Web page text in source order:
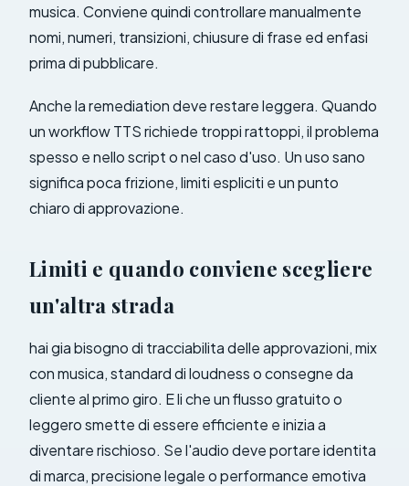
musica. Conviene quindi controllare manualmente
nomi, numeri, transizioni, chiusure di frase ed enfasi
prima di pubblicare.
Anche la remediation deve restare leggera. Quando
un workflow TTS richiede troppi rattoppi, il problema
spesso e nello script o nel caso d'uso. Un uso sano
significa poca frizione, limiti espliciti e un punto
chiaro di approvazione.
Limiti e quando conviene scegliere
un'altra strada
hai gia bisogno di tracciabilita delle approvazioni, mix
con musica, standard di loudness o consegne da
cliente al primo giro. E li che un flusso gratuito o
leggero smette di essere efficiente e inizia a
diventare rischioso. Se l'audio deve portare identita
di marca, precisione legale o performance emotiva